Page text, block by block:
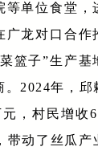
等单位食堂，
广龙对口合作
篮子”生产基
2024年，邱
，村民增收
带动了丝瓜产